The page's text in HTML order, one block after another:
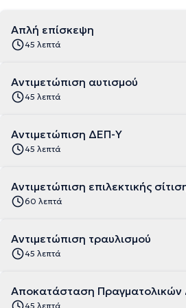
Απλή επίσκεψη
45 λεπτά
Αντιμετώπιση αυτισμού
45 λεπτά
Αντιμετώπιση ΔΕΠ-Υ
45 λεπτά
Αντιμετώπιση επιλεκτικής
60 λεπτά
Αντιμετώπιση τραυλισμού
45 λεπτά
Αποκατάσταση Πραγματολικών
45 λεπτά